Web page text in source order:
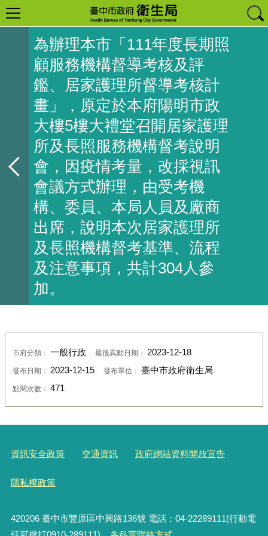
為辦理本市「111年度長期照
顧服務機構督導考核及評
鑑、居家護理所督導考核計
畫」，原定於本府陽明市政
大樓5樓大禮堂召開居家護理
所及長照服務機構督考說明
會，因疫情考量，改採視訊
會議方式辦理，由受考機
構、委員、本局人員及廠商
出席，說明本次居家護理所
及長照機構督考基準、流程
及注意事項，共計304人參
加。
市府分類： 一般行政 最後異動日期： 2023-12-18
發布日期： 2023-12-15 發布單位： 臺中市政府衛生局
點閱次數： 471
資訊安全政策 交通資訊 政府網站資料開放宣告
隱私權政策
420206臺中市豐原區中興路136號 電話：04-22289111(行動電